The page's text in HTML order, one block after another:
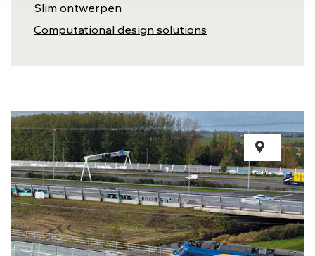
Slim ontwerpen
Computational design solutions